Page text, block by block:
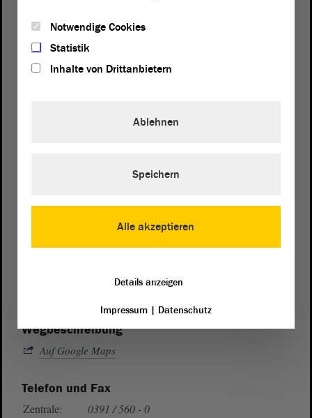
Wegbeschreibung
Auf Google Maps
Telefon und Fax
Zentrale:
0391 / 560 - 0
Notwendige Cookies
Statistik
Inhalte von Drittanbietern
Alle akzeptieren
Ablehnen
Speichern
Details anzeigen
Impressum| Datenschutz